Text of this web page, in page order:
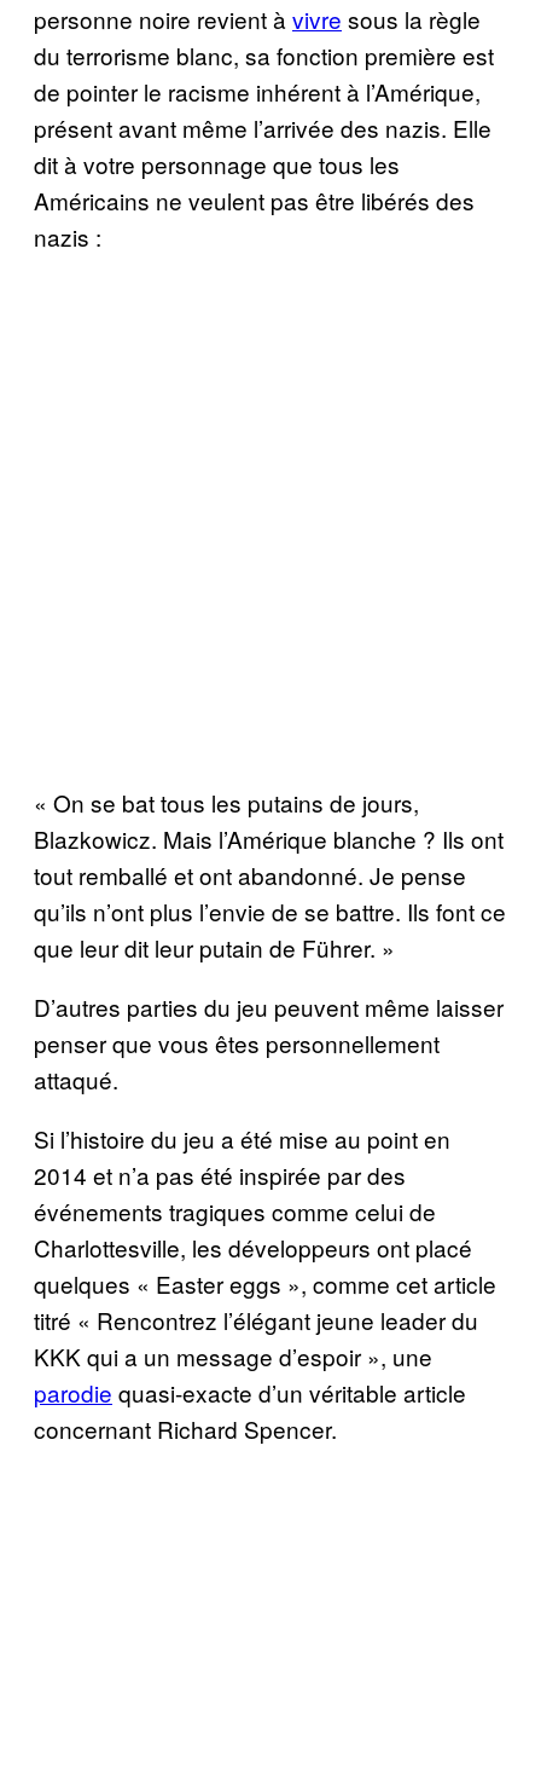
personne noire revient à vivre sous la règle
du terrorisme blanc, sa fonction première est
de pointer le racisme inhérent à l’Amérique,
présent avant même l’arrivée des nazis. Elle
dit à votre personnage que tous les
Américains ne veulent pas être libérés des
nazis :
« On se bat tous les putains de jours,
Blazkowicz. Mais l’Amérique blanche ? Ils ont
tout remballé et ont abandonné. Je pense
qu’ils n’ont plus l’envie de se battre. Ils font ce
que leur dit leur putain de Führer. »
D’autres parties du jeu peuvent même laisser
penser que vous êtes personnellement
attaqué.
Si l’histoire du jeu a été mise au point en
2014 et n’a pas été inspirée par des
événements tragiques comme celui de
Charlottesville, les développeurs ont placé
quelques « Easter eggs », comme cet article
titré « Rencontrez l’élégant jeune leader du
KKK qui a un message d’espoir », une
parodie quasi-exacte d’un véritable article
concernant Richard Spencer.